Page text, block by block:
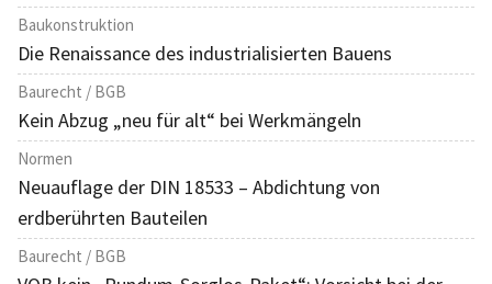
Baukonstruktion
Die Renaissance des industrialisierten Bauens
Baurecht / BGB
Kein Abzug „neu für alt“ bei Werkmängeln
Normen
Neuauflage der DIN 18533 – Abdichtung von
erdberührten Bauteilen
Baurecht / BGB